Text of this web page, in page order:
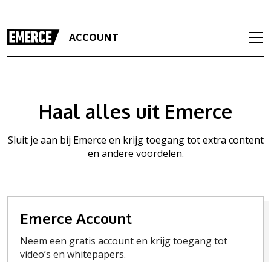
ACCOUNT
Haal alles uit Emerce
Sluit je aan bij Emerce en krijg toegang tot extra content
en andere voordelen.
Emerce Account
Neem een gratis account en krijg toegang tot
video’s en whitepapers.